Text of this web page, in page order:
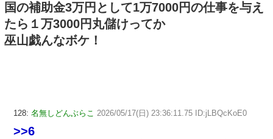
国の補助金3万円として1万7000円の仕事を与え
たら１万3000円丸儲けってか
巫山戯んなボケ！
128: 名無しどんぶらこ 2026/05/17(日) 23:36:11.75 ID:jLBQcKoE0
>>6